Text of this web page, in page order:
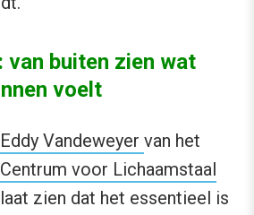
van buiten zien wat
voelt
Eddy Vandeweyer van het
Centrum voor Lichaamstaal
laat zien dat het essentieel is